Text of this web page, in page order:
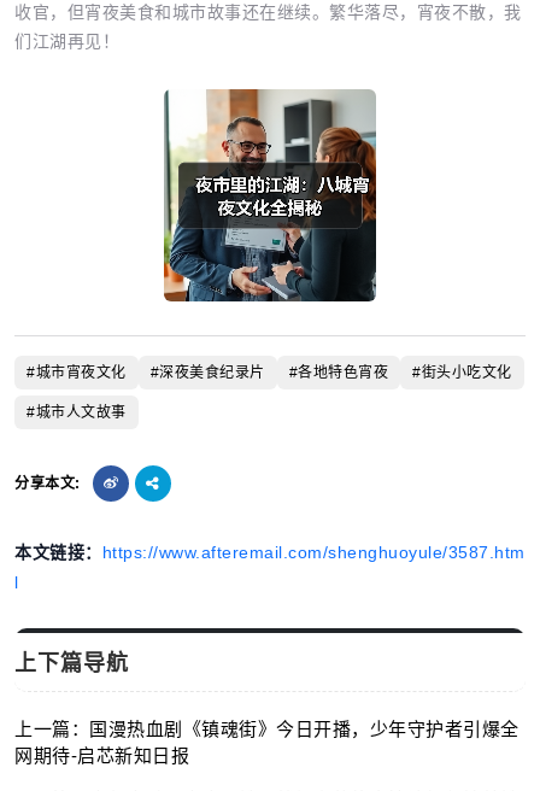
收官，但宵夜美食和城市故事还在继续。繁华落尽，宵夜不散，我
们江湖再见！
#城市宵夜文化 #深夜美食纪录片 #各地特色宵夜 #街头小吃文化
#城市人文故事
分享本文:
本文链接： https://www.afteremail.com/shenghuoyule/3587.htm
l
上下篇导航
上一篇：国漫热血剧《镇魂街》今日开播，少年守护者引爆全
网期待-启芯新知日报